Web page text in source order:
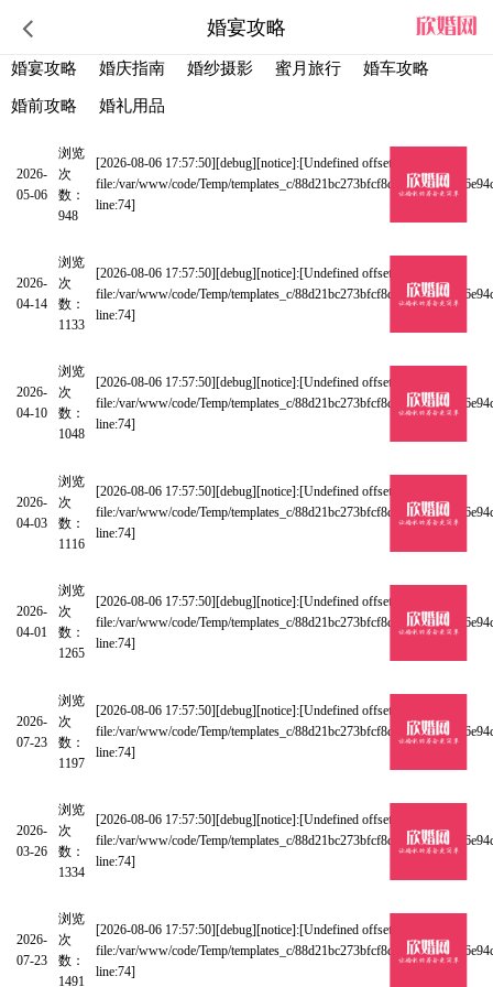
婚宴攻略
婚宴攻略 婚庆指南 婚纱摄影 蜜月旅行 婚车攻略
婚前攻略 婚礼用品
时光520，一座浪漫的庄园宴会厅！
2026-
05-06
浏览
次
数：
948
[2026-08-06 17:57:50][debug][notice]:[Undefined offset: 0 at
file:/var/www/code/Temp/templates_c/
line:74]
绝了，西安备婚必冲榜丨封神宴会厅！
2026-
04-14
浏览
次
数：
1133
[2026-08-06 17:57:50][debug][notice]:[Undefined offset: 0 at
file:/var/www/code/Temp/templates_c/
line:74]
西安备婚狂喜！挖到100%出片宝藏宴会厅
2026-
04-10
浏览
次
数：
1048
[2026-08-06 17:57:50][debug][notice]:[Undefined offset: 0 at
file:/var/www/code/Temp/templates_c/
line:74]
不负春光向上而生 | 至臻优选集团2026春季团建圆满举行
2026-
04-03
浏览
次
数：
1116
[2026-08-06 17:57:50][debug][notice]:[Undefined offset: 0 at
file:/var/www/code/Temp/templates_c/
line:74]
成都备婚丨北湖湖景婚礼堂，无踩雷全攻略！
2026-
04-01
浏览
次
数：
1265
[2026-08-06 17:57:50][debug][notice]:[Undefined offset: 0 at
file:/var/www/code/Temp/templates_c/
line:74]
成都办宴封神 夏河溪公园里的田夫稼舍太绝
2026-
07-23
浏览
次
数：
1197
[2026-08-06 17:57:50][debug][notice]:[Undefined offset: 0 at
file:/var/www/code/Temp/templates_c/
line:74]
超高性价比的安塔纳婚礼厅 成都备婚必冲!
2026-
03-26
浏览
次
数：
1334
[2026-08-06 17:57:50][debug][notice]:[Undefined offset: 0 at
file:/var/www/code/Temp/templates_c/
line:74]
成都备婚必冲，宝藏一站式婚礼场地！
2026-
07-23
浏览
次
数：
1491
[2026-08-06 17:57:50][debug][notice]:[Undefined offset: 0 at
file:/var/www/code/Temp/templates_c/
line:74]